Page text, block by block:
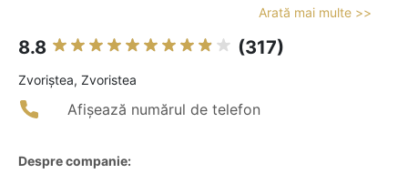
Arată mai multe >>
8.8 (317)
Zvoriştea, Zvoristea
Afișează numărul de telefon
Despre companie: